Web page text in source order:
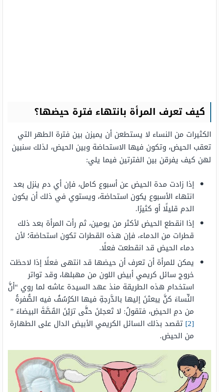
كيف تعرف المرأة بانتهاء فترة حيضها؟
الكثيرات من النساء لا يستطعن أن يميزن بين فترة الطهر التي
تعقب الحيض، وتكون فيها الاستحاضة وبين الحيض، لذلك سنبين
لهن كيف يفرقن بين الفترتين فيما يلي:
إذا زادت مدة الحيض عن أسبوع كامل، فإن أي دم ينزل بعد
انتهاء الأسبوع يكون استحاضة، ويستوي في ذلك أن يكون
الدم قليلًا أو كثيرًا.
إذا انقطع الحيض لأكثر من يومين، ثم رأت المرأة بعد ذلك
قطرات من الدماء، فإن هذه القطرات تكون استحاضة؛ لأن
دماء الحيض قد انقطعت فعلًا.
يمكن للمرأة أن تعرف أن حيضها قد انتهى فعلًا إذا لاحظت
خروج سائل كريمي أبيض اللون من مهبلها، وقد تواتر
استخدام هذه الطريقة منذ عهد السيدة عاشه لما روي “أنَّ
النِّساءَ كنَّ يبعثنَ إليها بالدَّرجةِ فيها الكرُسُفُ فيه الصُّفرةُ
من دمِ الحيضِ، فتقولُ: لا تَعجلنَ حتَّى ترَيْنَ القَصَّةَ البيضاءَ ”
[2]
تقصد بذلك السائل الكريمي الأبيض الدال على الطهارة
من الحيض.